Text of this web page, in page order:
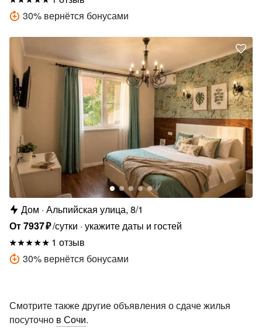
30% вернётся бонусами
Дом Альпийская улица, 8/1
От7937₽/сутки укажите даты и гостей
1 отзыв
30% вернётся бонусами
Смотрите также другие объявления о сдаче жилья
посуточно в Сочи.